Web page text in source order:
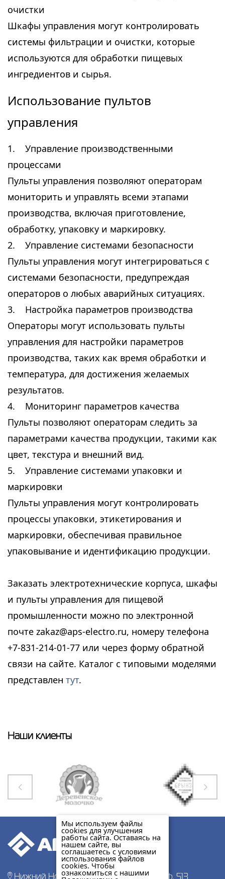
очистки
Шкафы управления могут контролировать
системы фильтрации и очистки, которые
используются для обработки пищевых
ингредиентов и сырья.
Использование пультов
управления
1. Управление производственными
процессами
Пульты управления позволяют операторам
мониторить и управлять всеми этапами
производства, включая приготовление,
обработку, упаковку и маркировку.
2. Управление системами безопасности
Пульты управления могут интегрироваться с
системами безопасности, предупреждая
операторов о любых аварийных ситуациях.
3. Настройка параметров производства
Операторы могут использовать пульты
управления для настройки параметров
производства, таких как время обработки и
температура, для достижения желаемых
результатов.
4. Мониторинг параметров качества
Пульты позволяют операторам следить за
параметрами качества продукции, такими как
цвет, текстура и внешний вид.
5. Управление системами упаковки и
маркировки
Пульты управления могут контролировать
процессы упаковки, этикетирования и
маркировки, обеспечивая правильное
упаковывание и идентификацию продукции.
Заказать электротехнические корпуса, шкафы
и пульты управления для пищевой
промышленности можно по электронной
почте zakaz@aps-electro.ru, номеру телефона
+7-831-214-01-77 или через форму обратной
связи на сайте. Каталог с типовыми моделями
представлен тут.
Наши клиенты
Нижний Новгород, пр-т Гагарина 178, оф. 513
Мы используем файлы
cookies для улучшения
работы сайта. Оставаясь на
нашем сайте, вы
соглашаетесь с условиями
использования файлов
cookies. Чтобы
ознакомиться с нашими